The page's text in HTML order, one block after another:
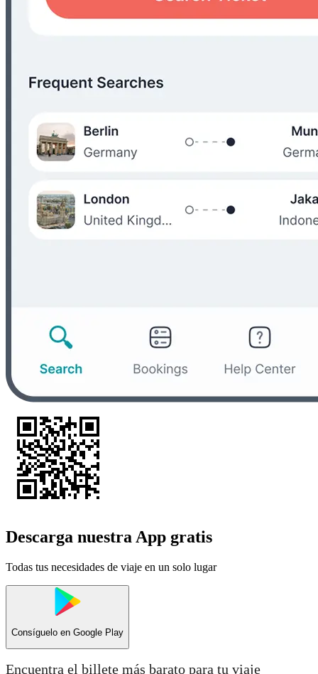
Descarga nuestra App gratis
Todas tus necesidades de viaje en un solo lugar
Consíguelo en Google Play
Encuentra el billete más barato para tu viaje